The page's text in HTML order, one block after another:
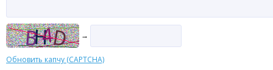
→
Обновить капчу (CAPTCHA)